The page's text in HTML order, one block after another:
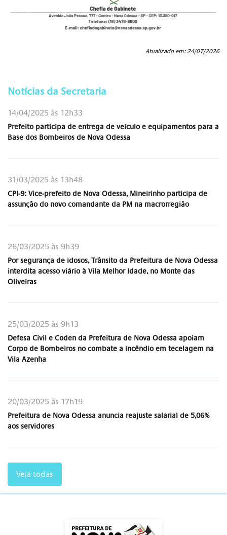
Atualizado em: 24/07/2026
Notícias da Secretaria
14/04/2025 às 12h33
Prefeito participa de entrega de veículo e equipamentos para a
Base dos Bombeiros de Nova Odessa
31/03/2025 às 13h48
CPI-9: Vice-prefeito de Nova Odessa, Mineirinho participa de
assunção do novo comandante da PM na macrorregião
26/03/2025 às 9h39
Por segurança de idosos, Trânsito da Prefeitura de Nova Odessa
interdita acesso viário à Vila Melhor Idade, no Monte das
Oliveiras
25/03/2025 às 9h13
Defesa Civil e Coden da Prefeitura de Nova Odessa apoiam
Corpo de Bombeiros no combate a incêndio em tecelagem na
Vila Azenha
20/03/2025 às 17h19
Prefeitura de Nova Odessa anuncia reajuste salarial de 5,06%
aos servidores
Veja todas